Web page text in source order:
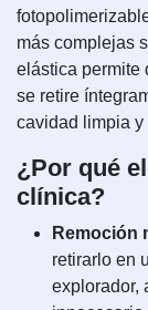
más complejas
elástica permite
se retire
cavidad limpia y
¿Por qué
clínica?
Remoción
retirarlo en
explorador,